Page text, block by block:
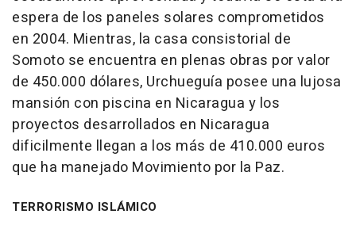
espera de los paneles solares comprometidos
en 2004. Mientras, la casa consistorial de
Somoto se encuentra en plenas obras por valor
de 450.000 dólares, Urchueguía posee una lujosa
mansión con piscina en Nicaragua y los
proyectos desarrollados en Nicaragua
dificilmente llegan a los más de 410.000 euros
que ha manejado Movimiento por la Paz.
TERRORISMO ISLÁMICO